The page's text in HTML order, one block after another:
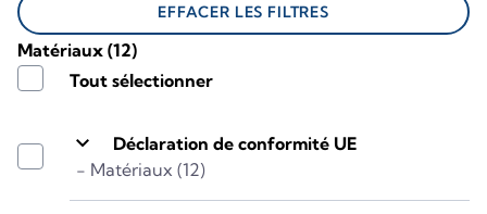
keyboard_arrow_down
Déclaration de conformité UE
- Matériaux (12)
Matériaux (12)
Tout sélectionner
EFFACER LES FILTRES